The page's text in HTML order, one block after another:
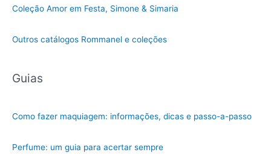
Coleção Amor em Festa, Simone & Simaria
Outros catálogos Rommanel e coleções
Guias
Como fazer maquiagem: informações, dicas e passo-a-passo
Perfume: um guia para acertar sempre